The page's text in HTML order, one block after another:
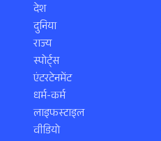
देश
दुनिया
राज्य
स्पोर्ट्स
एंटरटेनमेंट
धर्म-कर्म
लाइफस्टाइल
वीडियो